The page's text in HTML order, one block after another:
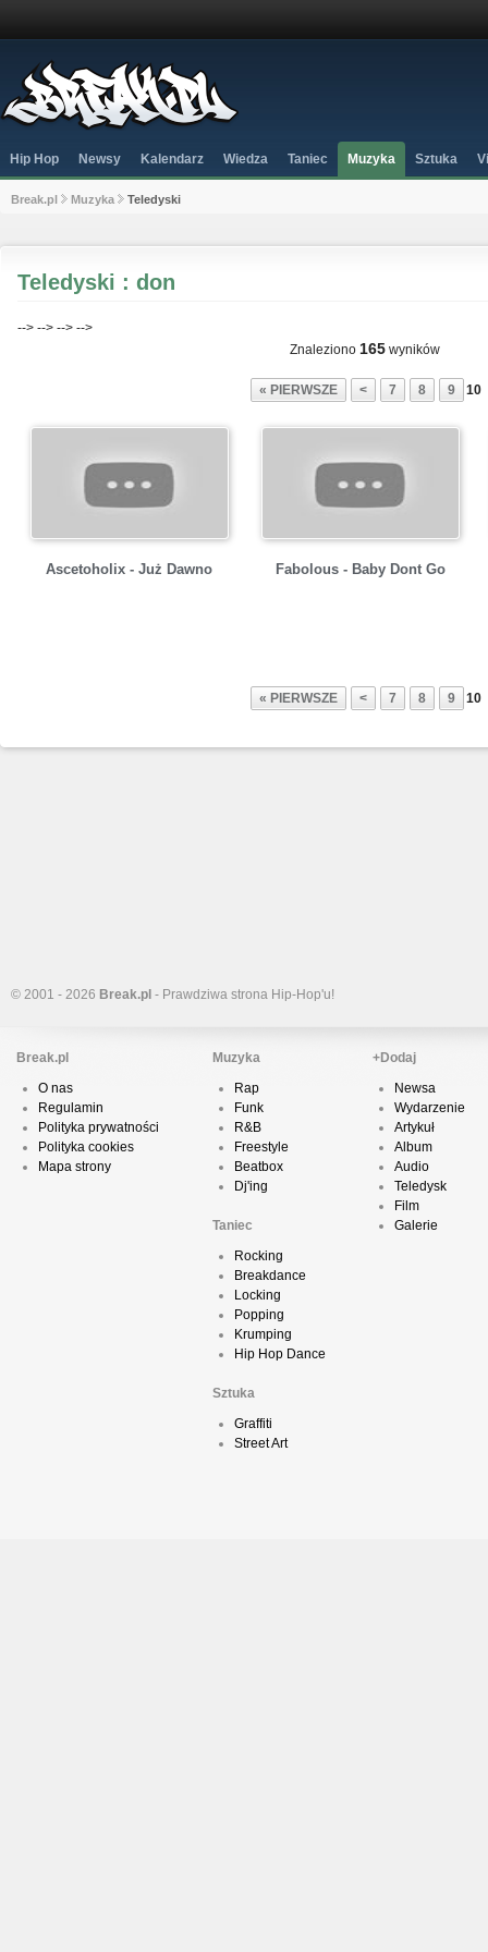
Hip Hop Newsy Kalendarz Wiedza Taniec Muzyka Sztuka
Break.pl Muzyka Teledyski
Teledyski : don
--> --> --> -->
Znaleziono 165 wyników
« PIERWSZE < 7 8 9 10
Ascetoholix - Już Dawno Fabolous - Baby Dont Go
« PIERWSZE < 7 8 9 10
© 2001 - 2026 Break.pl - Prawdziwa strona Hip-Hop'u!
Break.pl
O nas
Regulamin
Polityka prywatności
Polityka cookies
Mapa strony
Muzyka
Rap
Funk
R&B
Freestyle
Beatbox
Dj'ing
Taniec
Rocking
Breakdance
Locking
Popping
Krumping
Hip Hop Dance
Sztuka
Graffiti
Street Art
+Dodaj
Newsa
Wydarzenie
Artykuł
Album
Audio
Teledysk
Film
Galerie